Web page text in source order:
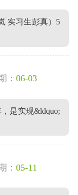
实习生彭真）5
： 06-03
是实现&ldquo;
： 05-11